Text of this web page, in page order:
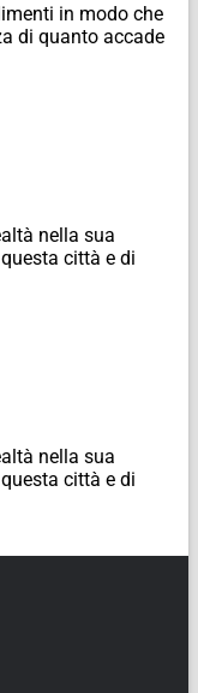
in modo che
di quanto accade
nella sua
città e di
nella sua
città e di